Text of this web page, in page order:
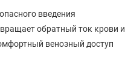
введения
обратный ток крови и
венозный доступ